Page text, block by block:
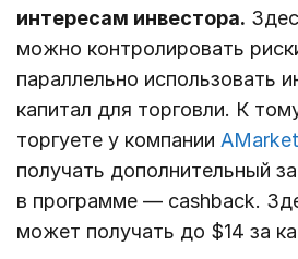
интересам инвестора.
можно контролировать
параллельно использовать
капитал для торговли. К
торгуете у компании
получать дополнительный
в программе — cashback.
может получать до $14 за